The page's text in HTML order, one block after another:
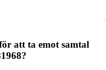
att ta emot samtal